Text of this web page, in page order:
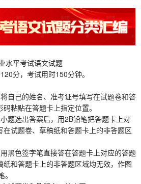
平考试语文试题
分，考试用时150分钟。
己的姓名、准考证号填写在试题卷和答
粘贴在答题卡上指定位置。
选出答案后，用2B铅笔把答题卡上对
在试题卷、草稿纸和答题卡上的非答题区
色签字笔直接答在答题卡上对应的答题
纸和答题卡上的非答题区域均无效，作图